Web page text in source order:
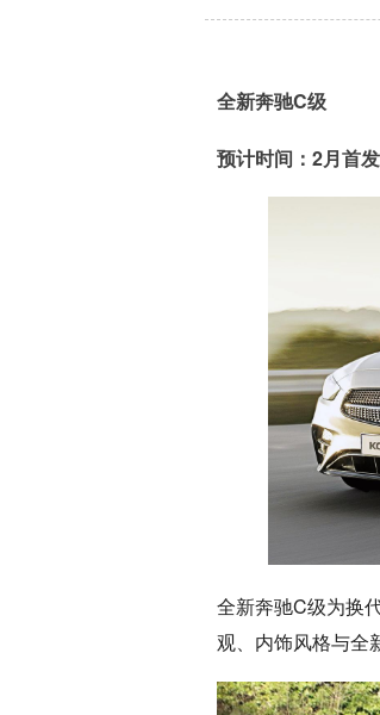
全新奔驰C级
预计时间：2月首
全新奔驰C级为换
观、内饰风格与全